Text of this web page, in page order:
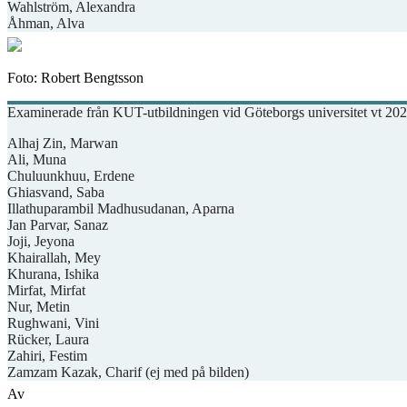
Wahlström, Alexandra
Åhman, Alva
Foto: Robert Bengtsson
Examinerade från KUT-utbildningen vid Göteborgs universitet vt
Alhaj Zin, Marwan
Ali, Muna
Chuluunkhuu, Erdene
Ghiasvand, Saba
Illathuparambil Madhusudanan, Aparna
Jan Parvar, Sanaz
Joji, Jeyona
Khairallah, Mey
Khurana, Ishika
Mirfat, Mirfat
Nur, Metin
Rughwani, Vini
Rücker, Laura
Zahiri, Festim
Zamzam Kazak, Charif (ej med på bilden)
Av